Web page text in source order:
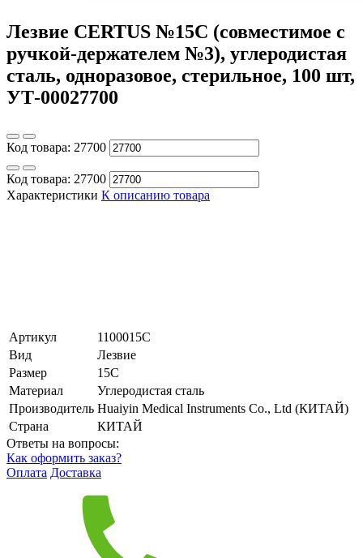
Лезвие CERTUS №15С (совместимое с
ручкой-держателем №3), углеродистая
сталь, одноразовое, стерильное, 100 шт,
УТ-00027700
Код товара: 27700
Код товара: 27700
Характеристики К описанию товара
Артикул
1100015С
Вид
Лезвие
Размер
15С
Материал
Углеродистая сталь
Производитель Huaiyin Medical Instruments Co., Ltd (КИТАЙ)
Страна
КИТАЙ
Ответы на вопросы:
Как оформить заказ?
Оплата Доставка